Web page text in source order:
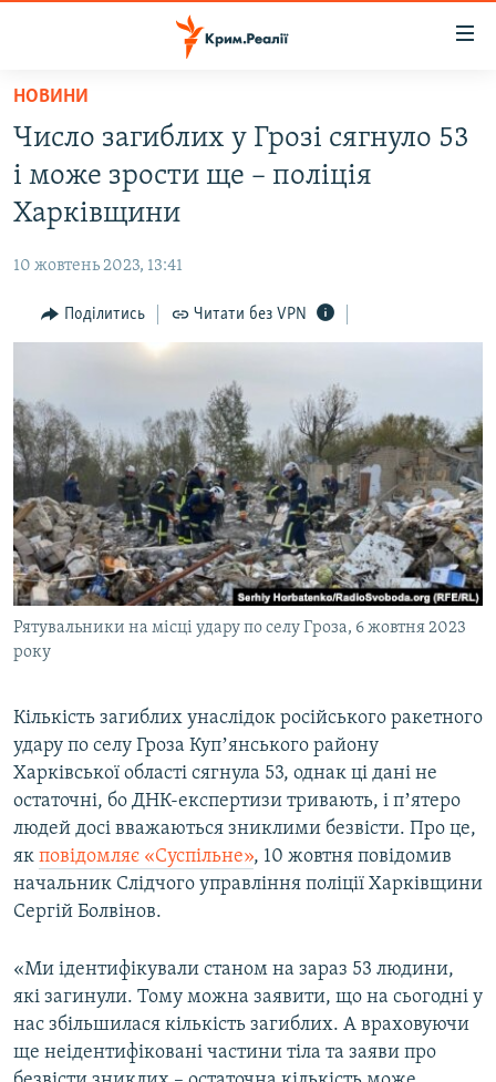
Перейти
основного
матеріалу
Перейти
до
основної
Перейти
до
ВІДЕО ТА ФОТО
БЛОГИ
ПОГЛЯД
ВСЕ ЗА ДЕНЬ
СПЕЦПРОЕКТИ
ДЕПОРТАЦІЯ
ВІДЕОУРОКИ «ELIFBE»
СВІДЧЕННЯ ОКУПАЦІЇ
УКРАЇНСЬКА ПРОБЛЕМА КРИМУ
ІНФОГРАФІКА
ЯК ОБІЙТИ БЛОКУВАННЯ
Русский
Qırımtatar
ДОЛУЧАЙСЯ!
Усі сайти RFE/RL
НОВИНИ
Число загиблих у Грозі сягнуло 53
і може зрости ще – поліція
Харківщини
10 жовтень 2023, 13:41
Поділитись Читати без VPN
Рятувальники на місці удару по селу Гроза, 6 жовтня 2023
року
Кількість загиблих унаслідок російського ракетного
удару по селу Гроза Купʼянського району
Харківської області сягнула 53, однак ці дані не
остаточні, бо ДНК-експертизи тривають, і пʼятеро
людей досі вважаються зниклими безвісти. Про це,
як повідомляє «Суспільне», 10 жовтня повідомив
начальник Слідчого управління поліції Харківщини
Сергій Болвінов.
«Ми ідентифікували станом на зараз 53 людини,
які загинули. Тому можна заявити, що на сьогодні у
нас збільшилася кількість загиблих. А враховуючи
ще неідентифіковані частини тіла та заяви про